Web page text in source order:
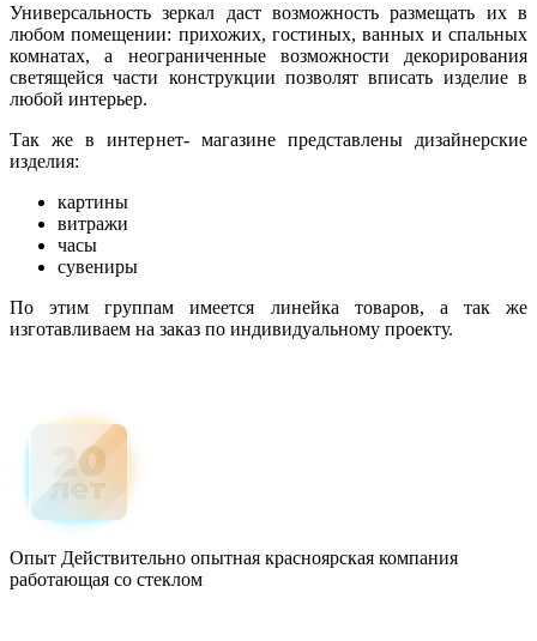
Универсальность зеркал даст возможность размещать их в
любом помещении: прихожих, гостиных, ванных и спальных
комнатах, а неограниченные возможности декорирования
светящейся части конструкции позволят вписать изделие в
любой интерьер.
Так же в интернет- магазине представлены дизайнерские
изделия:
картины
витражи
часы
сувениры
По этим группам имеется линейка товаров, а так же
изготавливаем на заказ по индивидуальному проекту.
Опыт Действительно опытная красноярская компания
работающая со стеклом